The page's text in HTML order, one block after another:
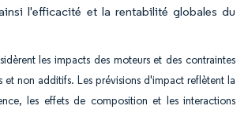
l'efficacité et la rentabilité globales du
les impacts des moteurs et des contraintes
et non additifs. Les prévisions d'impact reflètent la
les effets de composition et les interactions